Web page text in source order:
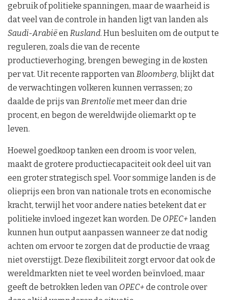
gebruik of politieke spanningen, maar de waarheid is
dat veel van de controle in handen ligt van landen als
Saudi-Arabiëen Rusland. Hun besluiten om de output te
reguleren, zoals die van de recente
productieverhoging, brengen beweging in de kosten
per vat. Uit recente rapporten van Bloomberg, blijkt dat
de verwachtingen volkeren kunnen verrassen; zo
daalde de prijs van Brentoliemet meer dan drie
procent, en begon de wereldwijde oliemarkt op te
leven.
Hoewel goedkoop tanken een droom is voor velen,
maakt de grotere productiecapaciteit ook deel uit van
een groter strategisch spel. Voor sommige landen is de
olieprijs een bron van nationale trots en economische
kracht, terwijl het voor andere naties betekent dat er
politieke invloed ingezet kan worden. De OPEC+landen
kunnen hun output aanpassen wanneer ze dat nodig
achten om ervoor te zorgen dat de productie de vraag
niet overstijgt. Deze flexibiliteit zorgt ervoor dat ook de
wereldmarkten niet te veel worden beïnvloed, maar
geeft de betrokken leden van OPEC+de controle over